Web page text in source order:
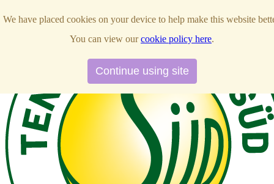
We have placed cookies on your device to help make this website
You can view ourcookie policy here.
Continue using site
We have placed cookies on your device to help make this website
You can view ourcookie policy here.
Continue using site